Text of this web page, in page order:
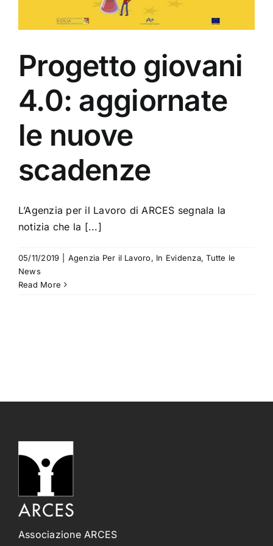
Progetto giovani
4.0: aggiornate
le nuove
scadenze
L’Agenzia per il Lavoro di ARCES segnala la
notizia che la [...]
05/11/2019 Agenzia Per il Lavoro, In Evidenza,Tutte le
News
Read More
Associazione ARCES